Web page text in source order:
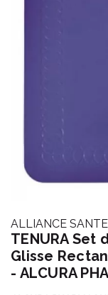
ALLIANCE SANTE
TENURA Set
Glisse
- ALCURA